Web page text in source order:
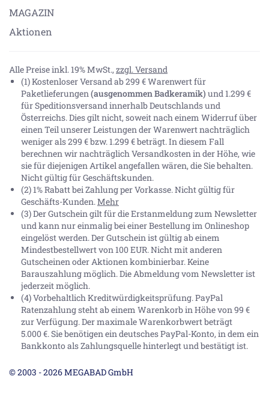
MAGAZIN
Aktionen
Alle Preise inkl. 19% MwSt., zzgl. Versand
(1) Kostenloser Versand ab 299 € Warenwert für
Paketlieferungen(ausgenommen Badkeramik) und 1.299 €
für Speditionsversand innerhalb Deutschlands und
Österreichs. Dies gilt nicht, soweit nach einem Widerruf über
einen Teil unserer Leistungen der Warenwert nachträglich
weniger als 299 € bzw. 1.299 € beträgt. In diesem Fall
berechnen wir nachträglich Versandkosten in der Höhe, wie
sie für diejenigen Artikel angefallen wären, die Sie behalten.
Nicht gültig für Geschäftskunden.
(2) 1% Rabatt bei Zahlung per Vorkasse. Nicht gültig für
Geschäfts-Kunden.Mehr
(3) Der Gutschein gilt für die Erstanmeldung zum Newsletter
und kann nur einmalig bei einer Bestellung im Onlineshop
eingelöst werden. Der Gutschein ist gültig ab einem
Mindestbestellwert von 100 EUR. Nicht mit anderen
Gutscheinen oder Aktionen kombinierbar. Keine
Barauszahlung möglich. Die Abmeldung vom Newsletter ist
jederzeit möglich.
(4) Vorbehaltlich Kreditwürdigkeitsprüfung. PayPal
Ratenzahlung steht ab einem Warenkorb in Höhe von99 €
zur Verfügung. Der maximale Warenkorbwert beträgt
5.000 €. Sie benötigen ein deutsches PayPal-Konto, in dem ein
Bankkonto als Zahlungsquelle hinterlegt und bestätigt ist.
© 2003 - 2026 MEGABAD GmbH